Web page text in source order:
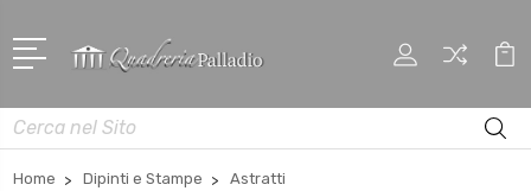
Cerca
Home Dipinti e Stampe
Astratti